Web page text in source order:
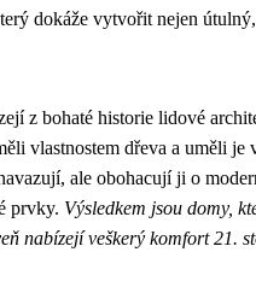
dokáže vytvořit nejen
z bohaté historie lidové
vlastnostem dřeva a uměli je
ale obohacují ji o
prvky. Výsledkem jsou domy,
nabízejí veškerý komfort 21.